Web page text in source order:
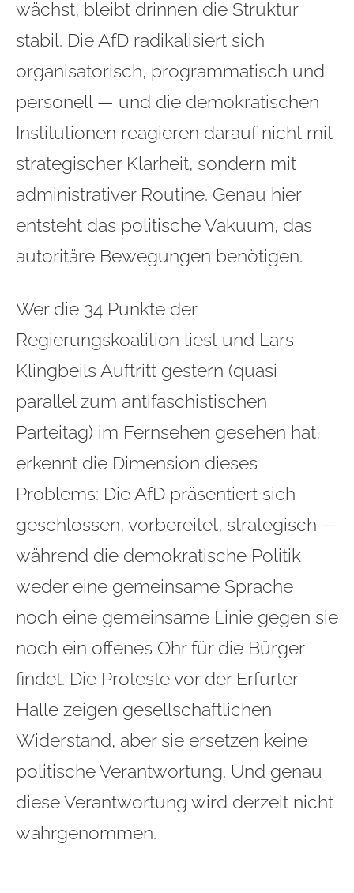
wächst, bleibt drinnen die Struktur
stabil. Die AfD radikalisiert sich
organisatorisch, programmatisch und
personell — und die demokratischen
Institutionen reagieren darauf nicht mit
strategischer Klarheit, sondern mit
administrativer Routine. Genau hier
entsteht das politische Vakuum, das
autoritäre Bewegungen benötigen.
Wer die 34 Punkte der
Regierungskoalition liest und Lars
Klingbeils Auftritt gestern (quasi
parallel zum antifaschistischen
Parteitag) im Fernsehen gesehen hat,
erkennt die Dimension dieses
Problems: Die AfD präsentiert sich
geschlossen, vorbereitet, strategisch —
während die demokratische Politik
weder eine gemeinsame Sprache
noch eine gemeinsame Linie gegen sie
noch ein offenes Ohr für die Bürger
findet. Die Proteste vor der Erfurter
Halle zeigen gesellschaftlichen
Widerstand, aber sie ersetzen keine
politische Verantwortung. Und genau
diese Verantwortung wird derzeit nicht
wahrgenommen.